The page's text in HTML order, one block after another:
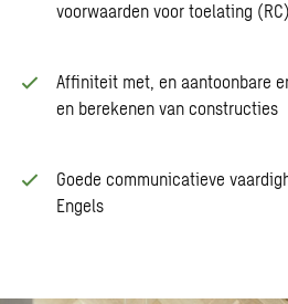
voorwaarden voor toelating (RC)
Affiniteit met, en aantoonbare
en berekenen van constructies
Goede communicatieve
Engels